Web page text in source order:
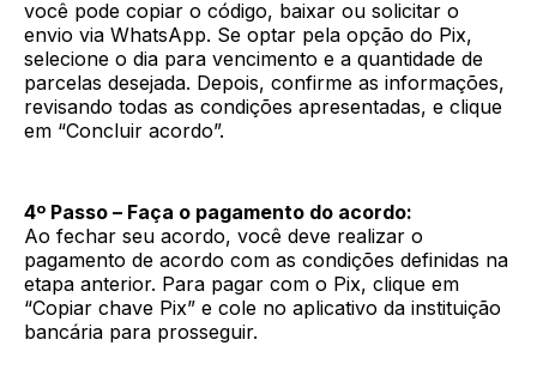
você pode copiar o código, baixar ou solicitar o
envio via WhatsApp. Se optar pela opção do Pix,
selecione o dia para vencimento e a quantidade de
parcelas desejada. Depois, confirme as informações,
revisando todas as condições apresentadas, e clique
em “Concluir acordo”.
4º Passo – Faça o pagamento do acordo:
Ao fechar seu acordo, você deve realizar o
pagamento de acordo com as condições definidas na
etapa anterior. Para pagar com o Pix, clique em
“Copiar chave Pix” e cole no aplicativo da instituição
bancária para prosseguir.